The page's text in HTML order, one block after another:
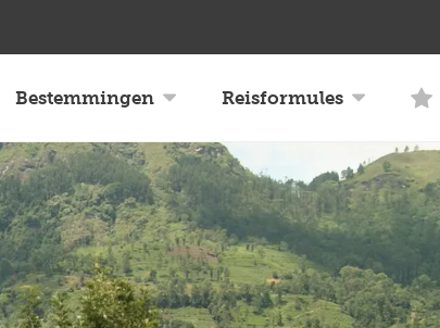
Bestemmingen Reisformules